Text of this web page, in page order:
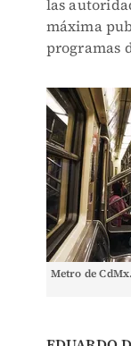
las
máxima
programas
Metro de